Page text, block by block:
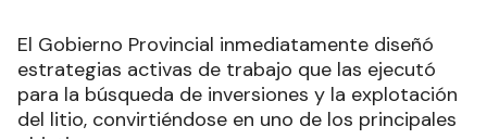
El Gobierno Provincial inmediatamente diseñó
estrategias activas de trabajo que las ejecutó
para la búsqueda de inversiones y la explotación
del litio, convirtiéndose en uno de los principales